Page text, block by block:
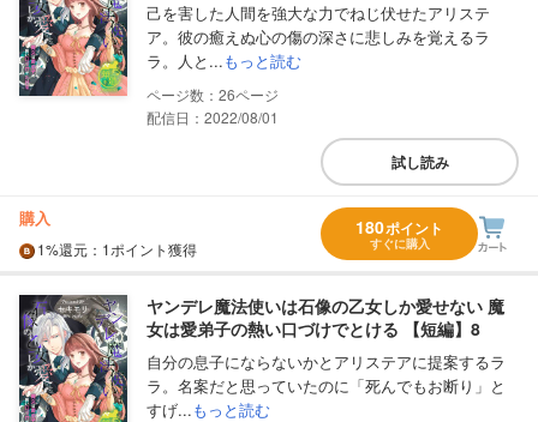
己を害した人間を強大な力でねじ伏せたアリステ
ア。彼の癒えぬ心の傷の深さに悲しみを覚えるラ
ラ。人と...もっと読む
26
配信日：2022/08/01
試し読み
購入
1%還元 ：1ポイント獲得
180ポイント
すぐに購入
ヤンデレ魔法使いは石像の乙女しか愛せない 魔
女は愛弟子の熱い口づけでとける 【短編】8
自分の息子にならないかとアリステアに提案するラ
ラ。名案だと思っていたのに「死んでもお断り」と
すげ...もっと読む